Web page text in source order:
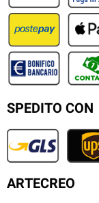
SPEDITO CON
ARTECREO